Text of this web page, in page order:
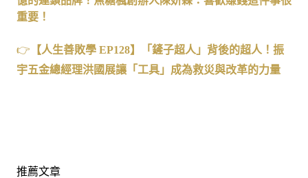
重要！
👉 【人生善敗學 EP128】
「鏟子超人」背後的超人！振
宇五金總經理洪國展讓「工具」成為救災與改革的力量
推薦文章